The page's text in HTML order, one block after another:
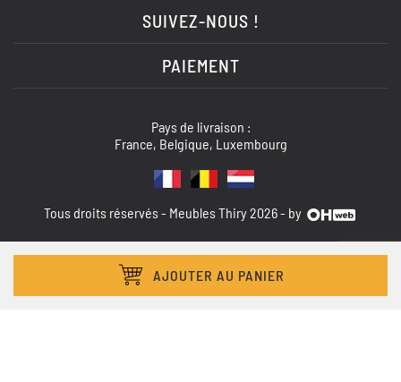
AJOUTER AU PANIER
SUIVEZ-NOUS !
PAIEMENT
Pays de livraison :
France, Belgique, Luxembourg
Tous droits réservés - Meubles Thiry 2026 - by